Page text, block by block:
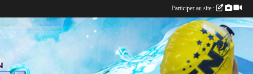
Participer au site :